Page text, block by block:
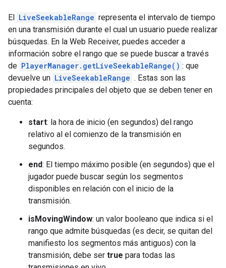
El LiveSeekableRange representa el intervalo de tiempo
en una transmisión durante el cual un usuario puede realizar
búsquedas. En la Web Receiver, puedes acceder a
información sobre el rango que se puede buscar a través
de PlayerManager.getLiveSeekableRange() : que
devuelve un LiveSeekableRange . Estas son las
propiedades principales del objeto que se deben tener en
cuenta:
start: la hora de inicio (en segundos) del rango
relativo al el comienzo de la transmisión en
segundos.
end: El tiempo máximo posible (en segundos) que el
jugador puede buscar según los segmentos
disponibles en relación con el inicio de la
transmisión.
isMovingWindow: un valor booleano que indica si el
rango que admite búsquedas (es decir, se quitan del
manifiesto los segmentos más antiguos) con la
transmisión, debe ser true para todas las